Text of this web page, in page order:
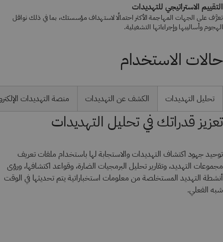
التقييم الاستراتيجي للتهديدات
تعرَّف على الجهات المهاجمة الأكثر احتمالًا لاستهداف مؤسستك، بما في ذلك نواقل
الهجوم وأساليبها وإجراءاتها التشغيلية.
حالات الاستخدام
تحليل التهديدات الكشف عن التهديدات منصة التهديدات
تعزيز قدراتك في تحليل التهديدات
توحيد جهود اكتشاف التهديدات والاستجابة لها باستخدام ملفات تعريف
مجموعات التهديد، وتقارير تحليل البرمجيات الضارة، وقواعد اكتشافها، ورؤى
أنشطة التهديد المستخلصة من معلومات استخباراتية يتم تحديثها في الوقت
شبه الفعلي.